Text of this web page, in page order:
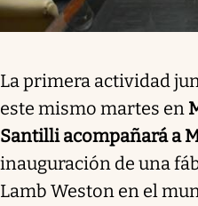
La primera actividad
este mismo martes en
Santilli acompañará a
inauguración de una
Lamb Weston en el